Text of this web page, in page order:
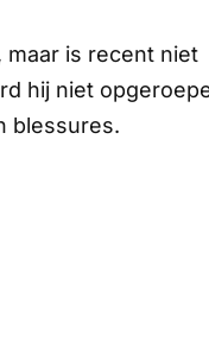
maar is recent niet
hij niet
blessures.